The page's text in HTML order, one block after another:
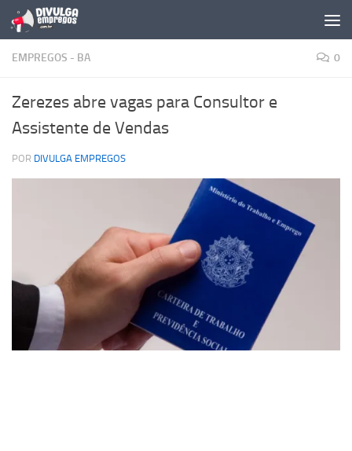
Skip to content
EMPREGOS - BA 0
Zerezes abre vagas para Consultor e
Assistente de Vendas
POR DIVULGA EMPREGOS